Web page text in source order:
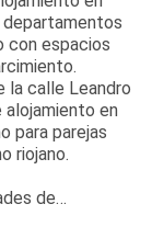
departamentos
con espacios
la calle Leandro
en
para parejas
riojano.
de